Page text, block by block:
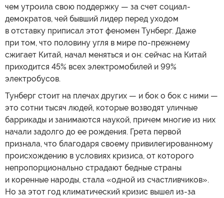
чем утроила свою поддержку — за счет социал-
демократов, чей бывший лидер перед уходом
в отставку приписал этот феномен Тунберг. Даже
при том, что половину угля в мире по-прежнему
сжигает Китай, начал меняться и он: сейчас на Китай
приходится 45% всех электромобилей и 99%
электробусов.
Тунберг стоит на плечах других — и бок о бок с ними —
это сотни тысяч людей, которые возводят уличные
баррикады и занимаются наукой, причем многие из них
начали задолго до ее рождения. Грета первой
признала, что благодаря своему привилегированному
происхождению в условиях кризиса, от которого
непропорционально страдают бедные страны
и коренные народы, стала «одной из счастливчиков».
Но за этот год климатический кризис вышел из-за